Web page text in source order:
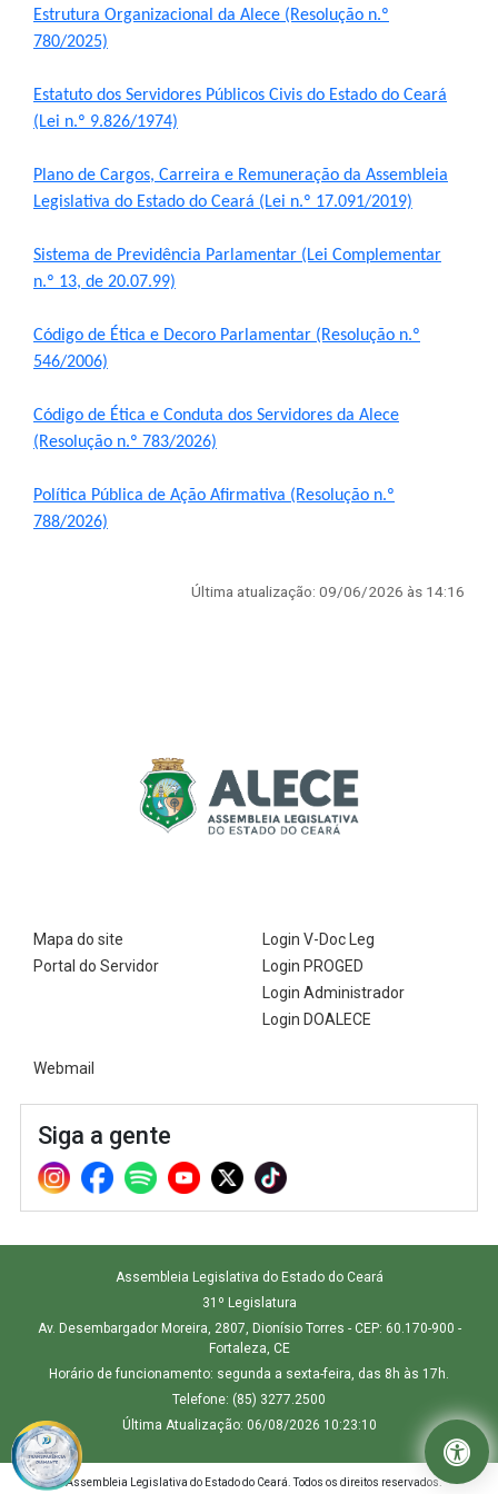
Procuradoria Geral
Tecnologia da Informação
Institucionais
Diretora
Cerimonial
1ª Companhia do Batalhão de
2ª Companhia de Polícia de
Pesquisas Sobre o
Desenvolvimento do Ceará -
Malce - Memorial da Alece
Procon Alece
Procuradoria Especial da Mulher
Climáticas e Desenvolvimento
do Semiárido
Orçamento, Finanças e
Tributação
Previdência Social e Saúde
Fome
Serviço Publico
Viação, Transporte e Des.
Estrutura Organizacional da Alece (Resolução n.º
780/2025)
Estatuto dos Servidores Públicos Civis do Estado do Ceará
(Lei n.º 9.826/1974)
Plano de Cargos, Carreira e Remuneração da Assembleia
Legislativa do Estado do Ceará (Lei n.º 17.091/2019)
Sistema de Previdência Parlamentar (Lei Complementar
n.º 13, de 20.07.99)
Código de Ética e Decoro Parlamentar (Resolução n.º
546/2006)
Código de Ética e Conduta dos Servidores da Alece
(Resolução n.º 783/2026)
Política Pública de Ação Afirmativa (Resolução n.º
788/2026)
Última atualização: 09/06/2026 às 14:16
Mapa do site
Portal do Servidor
Login V-Doc Leg
Login PROGED
Login Administrador
Login DOALECE
Webmail
Siga a gente
Assembleia Legislativa do Estado do Ceará
31º Legislatura
Av. Desembargador Moreira, 2807, Dionísio Torres - CEP: 60.170-900 -
Fortaleza, CE
Horário de funcionamento: segunda a sexta-feira, das 8h às 17h.
Telefone: (85) 3277.2500
Última Atualização: 06/08/2026 10:23:10
© Assembleia Legislativa do Estado do Ceará. Todos os direitos reservados.